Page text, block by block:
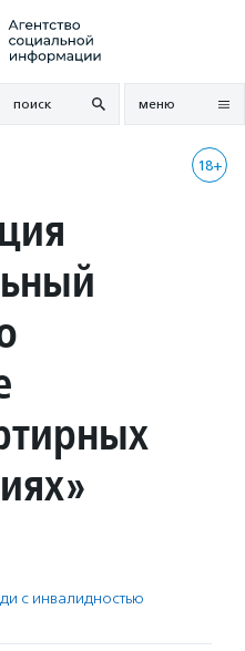
поиск меню
18+
с инвалидностью